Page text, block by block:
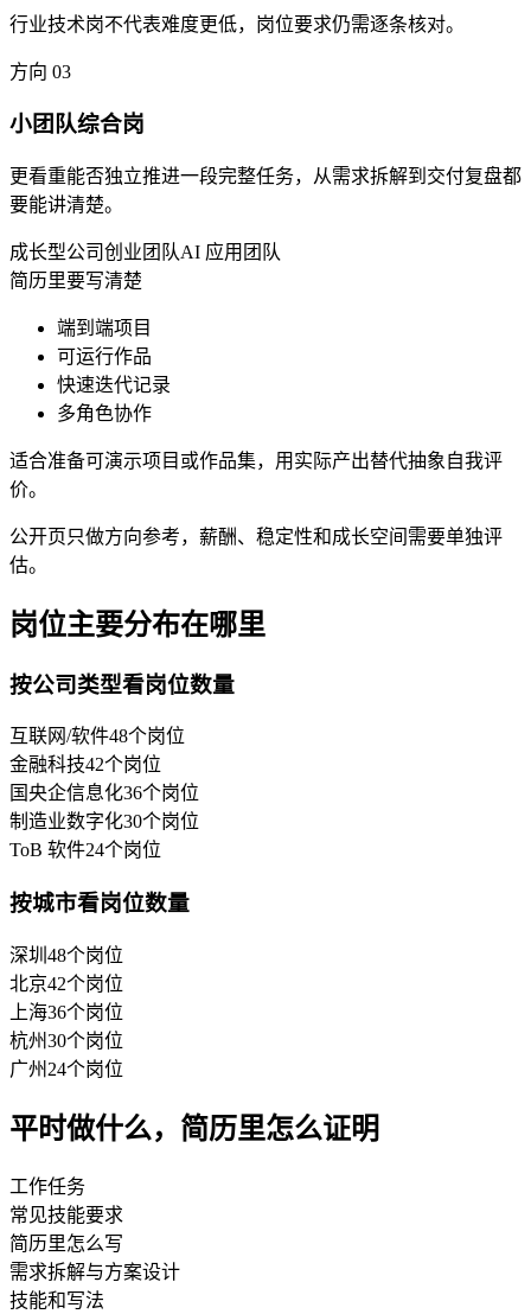
行业技术岗不代表难度更低，岗位要求仍需逐条核对。
方向 03
小团队综合岗
更看重能否独立推进一段完整任务，从需求拆解到交付复盘都
要能讲清楚。
成长型公司创业团队AI 应用团队
简历里要写清楚
端到端项目
可运行作品
快速迭代记录
多角色协作
适合准备可演示项目或作品集，用实际产出替代抽象自我评
价。
公开页只做方向参考，薪酬、稳定性和成长空间需要单独评
估。
岗位主要分布在哪里
按公司类型看岗位数量
互联网/软件48个岗位
金融科技42个岗位
国央企信息化36个岗位
制造业数字化30个岗位
ToB 软件24个岗位
按城市看岗位数量
深圳 48个岗位
北京42个岗位
上海36个岗位
杭州30个岗位
广州 24个岗位
平时做什么，简历里怎么证明
工作任务
常见技能要求
简历里怎么写
需求拆解与方案设计
技能和写法